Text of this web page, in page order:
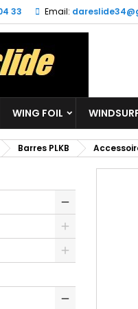
33 Email:
WING FOIL
Barres PLKB